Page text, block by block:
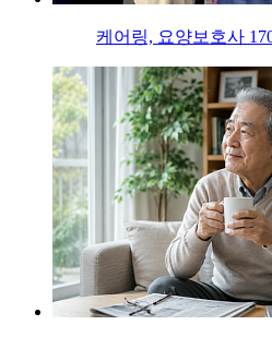
케어링, 요양보호사